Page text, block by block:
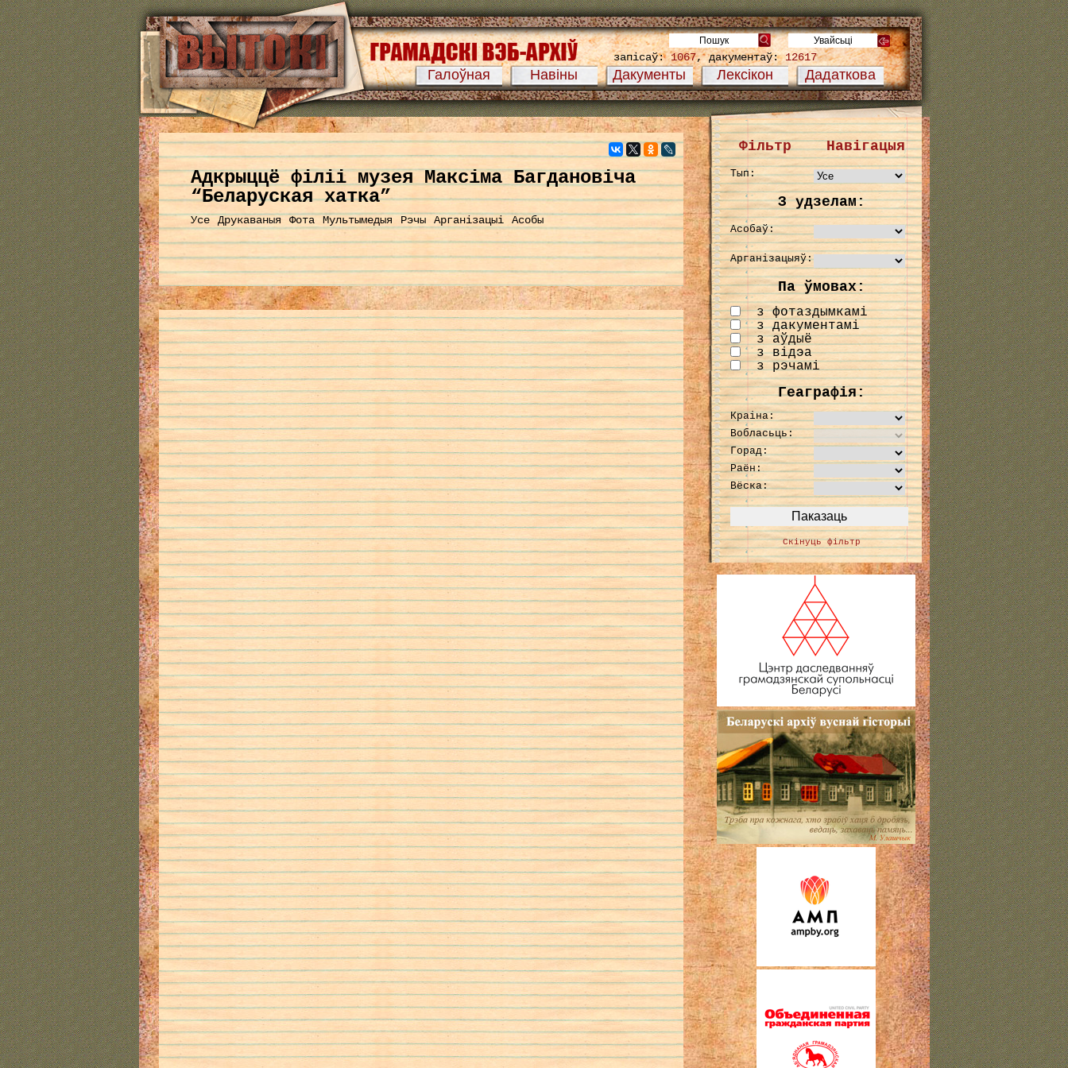
Галоўная Навіны Дакументы Лексікон Дадаткова
запісаў:1067, дакументаў:12617
Aдкрыццё філіі музея Максіма Багдановіча
“Беларуская хатка”
Усе Друкаваныя Фота Мультымедыя Рэчы Арганізацыі Асобы
Фільтр Навігацыя
Тып:
З удзелам:
Асобаў:
Арганізацыяў:
Па ўмовах:
з фотаздымкамі
з дакументамі
з аўдыё
з відэа
з рэчамі
Геаграфія:
Краіна:
Вобласьць:
Горад:
Раён:
Вёска:
Скінуць фільтр